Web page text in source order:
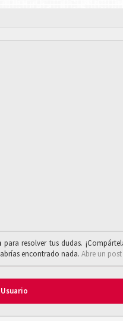
para resolver tus dudas.
encontrado nada. Abre un